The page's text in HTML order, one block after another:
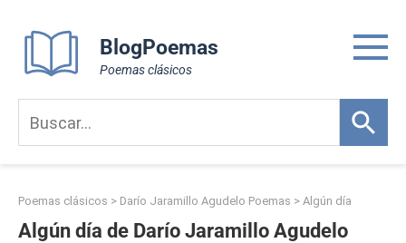
content
BlogPoemas
Poemas clásicos
Poemas clásicos > Darío Jaramillo Agudelo Poemas > Algún día
Algún día de Darío Jaramillo Agudelo